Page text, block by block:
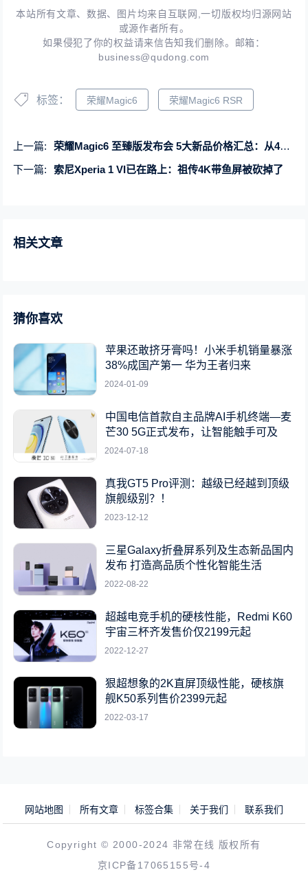
本站所有文章、数据、图片均来自互联网,一切版权均归源网站
或源作者所有。
如果侵犯了你的权益请来信告知我们删除。邮箱：
business@qudong.com
标签： 荣耀Magic6 荣耀Magic6 RSR
上一篇:
荣耀Magic6 至臻版发布会 5大新品价格汇总：从4699元到9999元
下一篇:
索尼Xperia 1 VI已在路上：祖传4K带鱼屏被砍掉了
相关文章
猜你喜欢
苹果还敢挤牙膏吗！小米手机销量暴涨
38%成国产第一 华为王者归来
2024-01-09
中国电信首款自主品牌AI手机终端—麦
芒30 5G正式发布，让智能触手可及
2024-07-18
真我GT5 Pro评测：越级已经越到顶级
旗舰级别？！
2023-12-12
三星Galaxy折叠屏系列及生态新品国内
发布 打造高品质个性化智能生活
2022-08-22
超越电竞手机的硬核性能，Redmi K60
宇宙三杯齐发售价仅2199元起
2022-12-27
狠超想象的2K直屏顶级性能，硬核旗
舰K50系列售价2399元起
2022-03-17
网站地图 所有文章 标签合集 关于我们 联系我们
Copyright © 2000-2024 非常在线 版权所有
京ICP备17065155号-4